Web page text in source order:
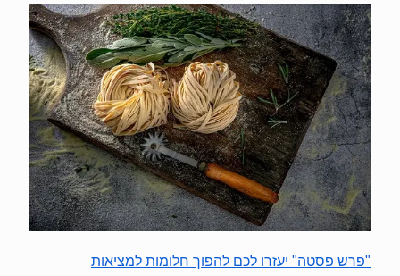
"פרש פסטה" יעזרו לכם להפוך חלומות למציאות